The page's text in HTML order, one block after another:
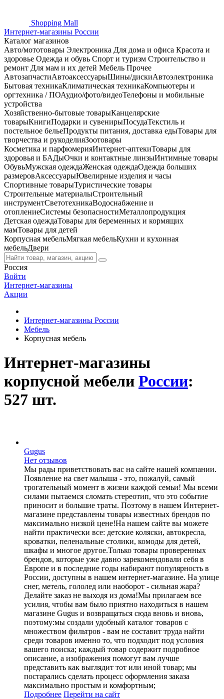
Shopping Mall
Интернет-магазины России
Каталог магазинов
Авто/мототовары Электроника Для дома и офиса Красота и
здоровье Одежда и обувь Спорт и туризм Строительство и
ремонт Для мам и их детей Мебель Прочее
АвтозапчастиАвтоаксессуарыШины/дискиАвтоэлектроника
Бытовая техникаКлиматическая техникаКомпьютеры и
оргтехника / ПОАудио/фото/видеоТелефоны и мобильные
устройства
Хозяйственно-бытовые товарыКанцелярские
товарыКнигиПодарки и сувенирыПосудаТекстиль и
постельное бельеПродукты питания, доставка едыТовары для
творчества и рукоделияЗоотовары
Косметика и парфюмерияИнтернет-аптекиТовары для
здоровья и БАДыОчки и контактные линзыИнтимные товары
ОбувьМужская одеждаЖенская одеждаОдежда больших
размеровАксессуарыЮвелирные изделия и часы
Спортивные товарыТуристические товары
Строительные материалыСтроительный
инструментСветотехникаВодоснабжение и
отоплениеСистемы безопасностиМеталлопродукция
Детская одеждаТовары для беременных и кормящих
мамТовары для детей
Корпусная мебельМягкая мебельКухни и кухонная
мебельДвери
Россия
Войти
Интернет-магазины
Акции
Интернет-магазины России
Мебель
Корпусная мебель
Интернет-магазины
корпусной мебели России:
527 шт.
Gugus
Нет отзывов
Мы рады приветствовать вас на сайте нашей компании.
Появление на свет малыша - это, пожалуй, самый
трогательный момент в жизни каждой семьи! Мы всеми
силами пытаемся сломать стереотип, что это событие
приносит и большие траты. Поэтому в нашем Интернет-
магазине представлены товары известных брендов по
максимально низкой цене!На нашем сайте вы можете
найти практически все: детские коляски, автокресла,
кроватки, пеленальные столики, комоды для детей,
шкафы и многое другое.Только товары проверенных
брендов, которые уже давно зарекомендовали себя в
Европе и в последние годы набирают популярность в
России, доступны в нашем интернет-магазине. На улице
снег, метель, гололед или наоборот - сильная жара?
Делайте заказ не выходя из дома!Мы прилагаем все
усилия, чтобы вам было приятно находиться в нашем
магазине Gugus и возвращаться сюда вновь и вновь,
поэтому:мы создали удобный каталог товаров c
множеством фильтров - вам не составит труда найти
среди товаров именно то, что подходит под условия
вашего поиска; каждый товар содержит подробное
описание, а изображения помогут вам лучше
представить как выглядит тот или иной товар; мы
постарались сделать процесс оформления заказа
максимально простым и комфортным;
Подробнее Перейти на сайт